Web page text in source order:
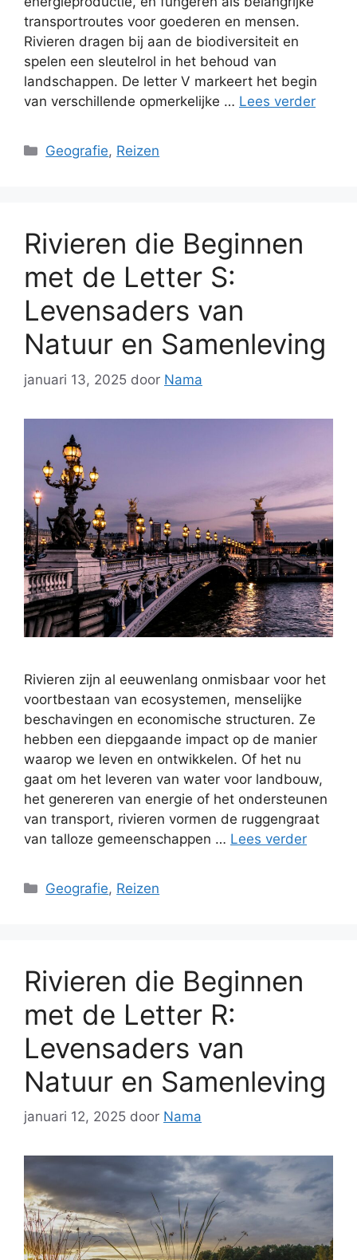
transportroutes voor goederen en mensen.
Rivieren dragen bij aan de biodiversiteit en
spelen een sleutelrol in het behoud van
landschappen. De letter V markeert het begin
van verschillende opmerkelijke … Lees verder
Categorieën
Geografie, Reizen
Rivieren die Beginnen
met de Letter S:
Levensaders van
Natuur en Samenleving
januari 13, 2025 door Nama
Rivieren zijn al eeuwenlang onmisbaar voor het
voortbestaan van ecosystemen, menselijke
beschavingen en economische structuren. Ze
hebben een diepgaande impact op de manier
waarop we leven en ontwikkelen. Of het nu
gaat om het leveren van water voor landbouw,
het genereren van energie of het ondersteunen
van transport, rivieren vormen de ruggengraat
van talloze gemeenschappen … Lees verder
Categorieën
Geografie, Reizen
Rivieren die Beginnen
met de Letter R:
Levensaders van
Natuur en Samenleving
januari 12, 2025 door Nama